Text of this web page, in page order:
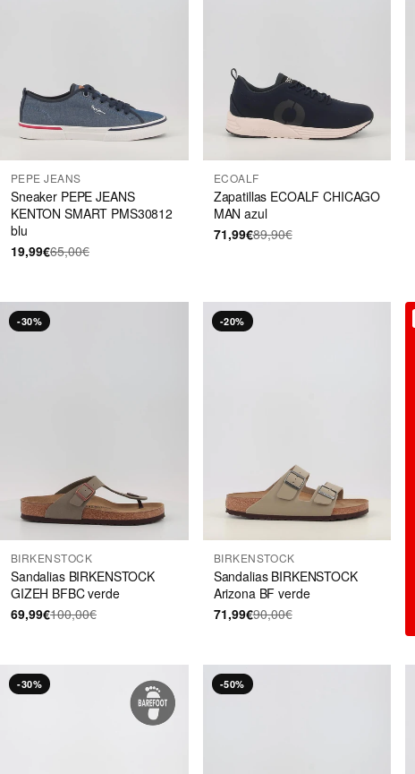
PEPE JEANS
Sneaker PEPE JEANS
KENTON SMART PMS30812
blu
19,99€65,00€
ECOALF
Zapatillas ECOALF CHICAGO
MAN azul
71,99€89,90€
-30%
BIRKENSTOCK
Sandalias BIRKENSTOCK
GIZEH BFBC verde
69,99€100,00€
-20%
BIRKENSTOCK
Sandalias BIRKENSTOCK
Arizona BF verde
71,99€90,00€
-30% -50%